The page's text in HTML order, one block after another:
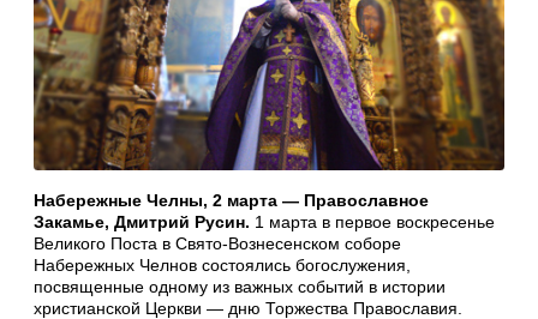
Набережные Челны, 2 марта — Православное
Закамье, Дмитрий Русин. 1 марта в первое воскресенье
Великого Поста в Свято-Вознесенском соборе
Набережных Челнов состоялись богослужения,
посвященные одному из важных событий в истории
христианской Церкви — дню Торжества Православия.